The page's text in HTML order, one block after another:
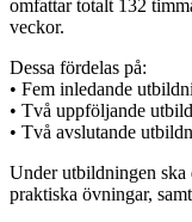
omfattar totalt 132
veckor.
Dessa fördelas på:
• Fem inledande
• Två uppföljande
• Två avslutande
Under utbildningen ska
praktiska övningar,